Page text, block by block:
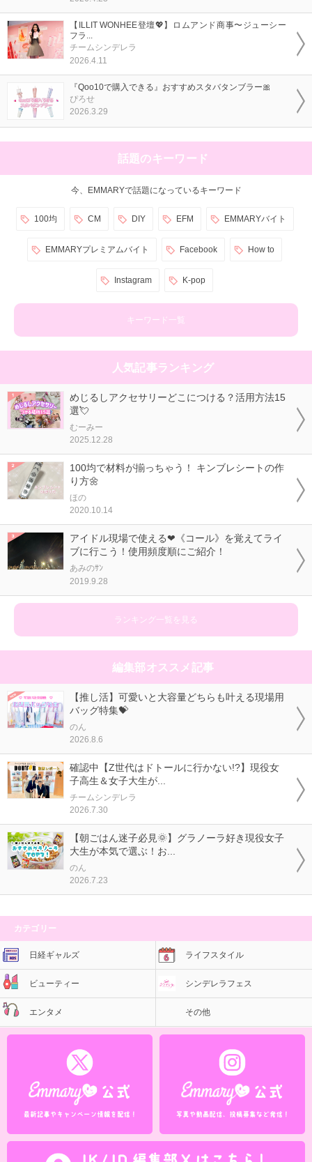
【ILLIT WONHEE登壇💖】ロムアンド商事〜ジューシー
フラ...
チームシンデレラ
2026.4.11
『Qoo10で購入できる』おすすめスタバタンブラー🎀
ぴろせ
2026.3.29
話題のキーワード
今、EMMARYで話題になっているキーワード
100均 CM DIY EFM EMMARYバイト
EMMARYプレミアムバイト Facebook How to
Instagram K-pop
キーワード一覧
人気記事ランキング
めじるしアクセサリーどこにつける？活用方法15
選💘
むーみー
2025.12.28
100均で材料が揃っちゃう！ キンブレシートの作
り方🌼
ほの
2020.10.14
アイドル現場で使える❤《コール》を覚えてライ
ブに行こう！使用頻度順にご紹介！
あみのｻﾝ
2019.9.28
ランキング一覧を見る
編集部オススメ記事
【推し活】可愛いと大容量どちらも叶える現場用
バッグ特集💝
のん
2026.8.6
確認中【Z世代はドトールに行かない!?】現役女
子高生＆女子大生が...
チームシンデレラ
2026.7.30
【朝ごはん迷子必見🌞】グラノーラ好き現役女子
大生が本気で選ぶ！お...
のん
2026.7.23
カテゴリー
日経ギャルズ ライフスタイル
ビューティー シンデレラフェス
エンタメ その他